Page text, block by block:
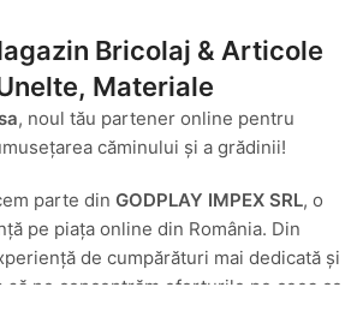
Bricolaj & Articole
Materiale
, noul tău partener online pentru
căminului și a grădinii!
parte din GODPLAY IMPEX SRL, o
pe piața online din România. Din
de cumpărături mai dedicată și
să ne concentrăm eforturile pe ceea ce